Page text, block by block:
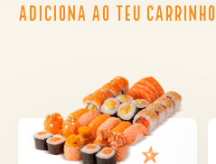
ADICIONA AO TEU CARRINHO